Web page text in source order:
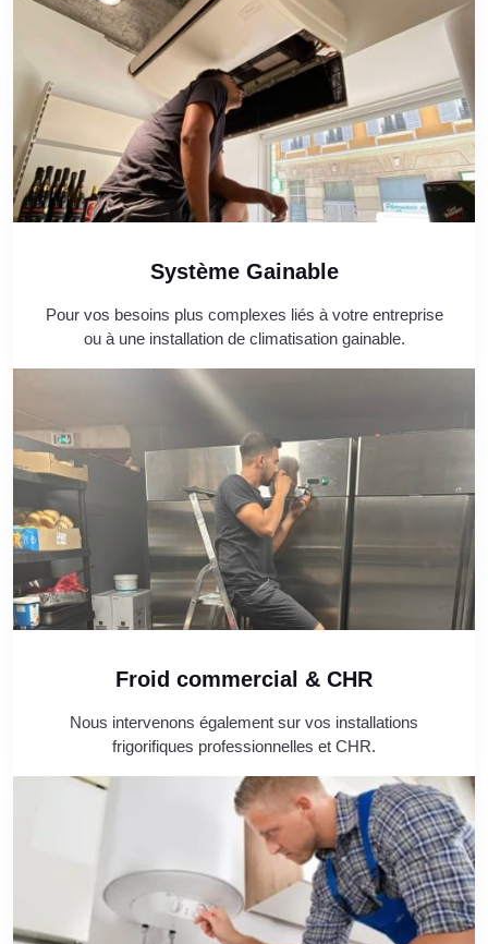
Système Gainable
Pour vos besoins plus complexes liés à votre entreprise
ou à une installation de climatisation gainable.
Froid commercial & CHR
Nous intervenons également sur vos installations
frigorifiques professionnelles et CHR.